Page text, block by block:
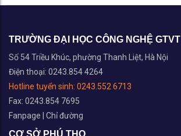
TRƯỜNG ĐẠI HỌC CÔNG NGHỆ GTVT
Số 54 Triều Khúc, phường Thanh Liệt, Hà Nội
Điện thoại: 0243.854 4264
Hotline tuyển sinh: 0243.552 6713
Fax: 0243.854 7695
Fanpage
Chỉ đường
CƠ SỞ PHÚ THỌ